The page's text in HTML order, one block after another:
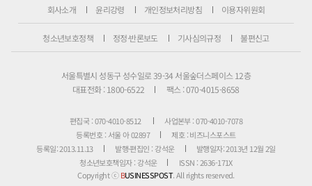
회사소개 윤리강령 개인정보처리방침 이용자위원회
청소년보호정책 정정·반론보도 기사심의규정 불편신고
서울특별시 성동구 성수일로 39-34 서울숲더스페이스 12층
대표전화 : 1800-6522
팩스 : 070-4015-8658
편집국 : 070-4010-8512
사업본부 : 070-4010-7078
등록번호 : 서울 아 02897
제호 : 비즈니스포스트
등록일: 2013.11.13
발행·편집인 : 강석운
발행일자: 2013년 12월 2일
청소년보호책임자 : 강석운
ISSN : 2636-171X
Copyright ⓒBUSINESSPOST. All rights reserved.